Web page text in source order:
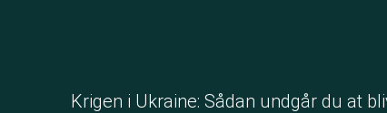
Krigen i Ukraine: Sådan undgår du at